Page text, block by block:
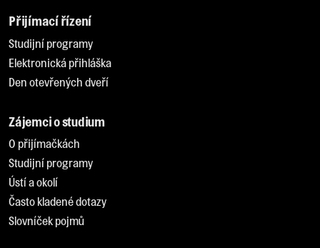
Přijímací řízení
Studijní programy
Elektronická přihláška
Den otevřených dveří
Zájemci o studium
O přijímačkách
Studijní programy
Ústí a okolí
Často kladené dotazy
Slovníček pojmů